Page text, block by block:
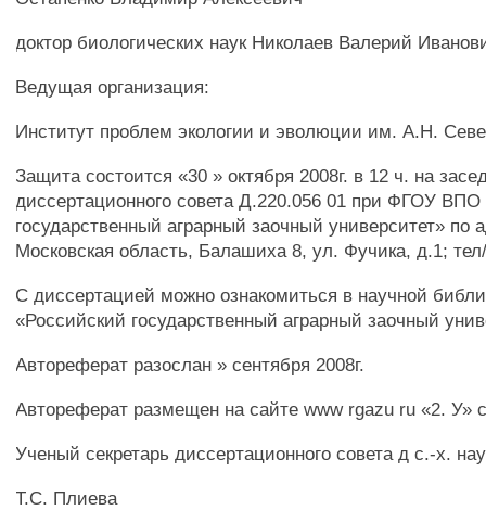
доктор биологических наук Николаев Валерий
Ведущая организация:
Институт проблем экологии и эволюции им. А.Н.
Защита состоится «30 » октября 2008г. в 12 ч. на
диссертационного совета Д.220.056 01 при ФГОУ ВПО
государственный аграрный заочный университет» по
Московская область, Балашиха 8, ул. Фучика, д.1;
С диссертацией можно ознакомиться в научной
«Российский государственный аграрный заочный
Автореферат разослан » сентября 2008г.
Автореферат размещен на сайте www rgazu ru «2. У»
Ученый секретарь диссертационного совета д с.-х.
Т.С. Плиева